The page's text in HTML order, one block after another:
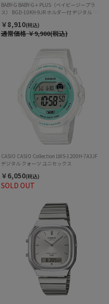
BABY-G BABY-G＋PLUS（ベイビージープラ
ス） BGD-10KH-9JR ホルダー付 デジタル ク
￥8,910(税込)
通常価格￥9,900(税込)
SOLD OUT
CASIO CASIO Collection LWS-1200H-7A3JF
デジタル クォーツ ユニセックス
￥6,050(税込)